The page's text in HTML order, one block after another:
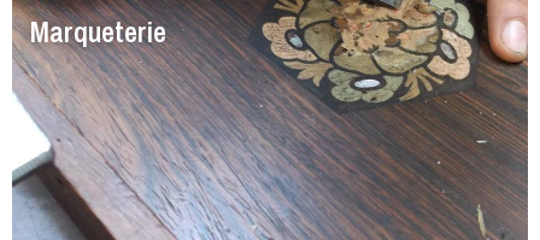
Marqueterie